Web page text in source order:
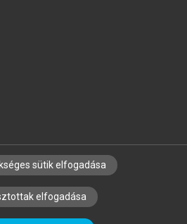
KÖNYVTÁROSOKNAK
LEKTORÁLÁSI ALAPELVEK
sütik elfogadása
elfogadása